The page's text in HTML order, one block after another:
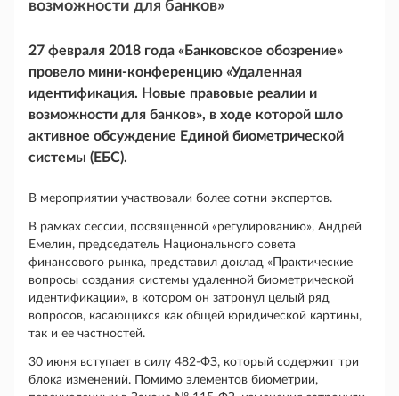
возможности для банков»
27 февраля 2018 года «Банковское обозрение»
провело мини-конференцию «Удаленная
идентификация. Новые правовые реалии и
возможности для банков», в ходе которой шло
активное обсуждение Единой биометрической
системы (ЕБС).
В мероприятии участвовали более сотни экспертов.
В рамках сессии, посвященной «регулированию», Андрей
Емелин, председатель Национального совета
финансового рынка, представил доклад «Практические
вопросы создания системы удаленной биометрической
идентификации», в котором он затронул целый ряд
вопросов, касающихся как общей юридической картины,
так и ее частностей.
30 июня вступает в силу 482-ФЗ, который содержит три
блока изменений. Помимо элементов биометрии,